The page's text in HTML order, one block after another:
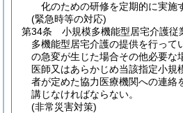
化のための研修を定期的に実施
(緊急時等の対応)
第34条
小規模多機能型居宅介護
多機能型居宅介護の提供を行って
の急変が生じた場合その他必要な
医師又はあらかじめ当該指定小規
者が定めた協力医療機関への連絡
講じなければならない。
(非常災害対策)